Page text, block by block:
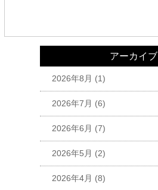
アーカイブ
2026年8月 (1)
2026年7月 (6)
2026年6月 (7)
2026年5月 (2)
2026年4月 (8)